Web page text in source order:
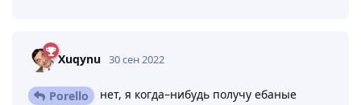
Xuqynu 30 сен 2022
Porello
нет, я когда–нибудь получу ебаные